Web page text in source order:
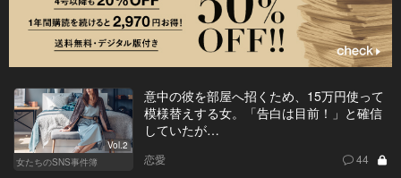
Vol.2
女たちのSNS事件簿
意中の彼を部屋へ招くため、15万円使って
模様替えする女。「告白は目前！」と確信
していたが…
恋愛 44